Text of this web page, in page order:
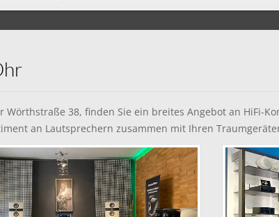
38, finden Sie ein breites Angebot an HiFi-
an Lautsprechern zusammen mit Ihren